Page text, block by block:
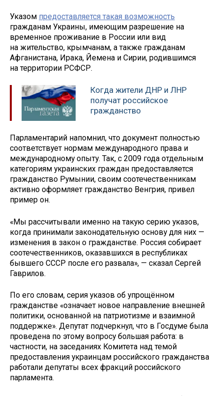
Указом предоставляется такая возможность
гражданам Украины, имеющим разрешение на
временное проживание в России или вид
на жительство, крымчанам, а также гражданам
Афганистана, Ирака, Йемена и Сирии, родившимся
на территории РСФСР.
Когда жители ДНР и ЛНР
получат российское
гражданство
Парламентарий напомнил, что документ полностью
соответствует нормам международного права и
международному опыту. Так, с 2009 года отдельным
категориям украинских граждан предоставляется
гражданство Румынии, своим соотечественникам
активно оформляет гражданство Венгрия, привел
пример он.
«Мы рассчитывали именно на такую серию указов,
когда принимали законодательную основу для них —
изменения в закон о гражданстве. Россия собирает
соотечественников, оказавшихся в республиках
бывшего СССР после его развала», — сказал Сергей
Гаврилов.
По его словам, серия указов об упрощённом
гражданстве «означает новое направление внешней
политики, основанной на патриотизме и взаимной
поддержке». Депутат подчеркнул, что в Госдуме была
проведена по этому вопросу большая работа: в
частности, на заседаниях Комитета над темой
предоставления украинцам российского гражданства
работали депутаты всех фракций российского
парламента.